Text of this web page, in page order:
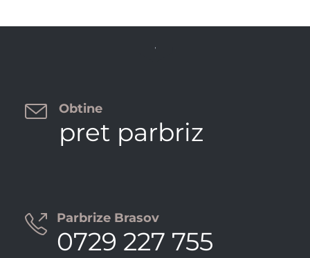
 Obtine
pret parbriz
 Parbrize Brasov
0729 227 755